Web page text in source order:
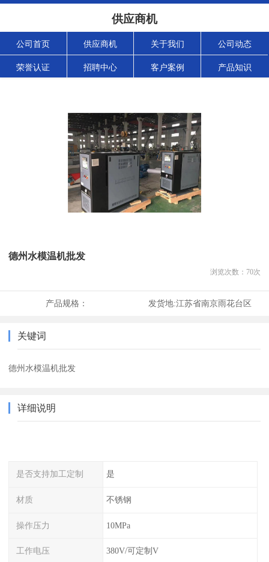
供应商机
公司首页 供应商机 关于我们 公司动态
荣誉认证 招聘中心 客户案例 产品知识
德州水模温机批发
浏览次数： 70次
产品规格： 发货地:江苏省南京雨花台区
关键词
德州水模温机批发
详细说明
是否支持加工定制 是
材质 不锈钢
操作压力 10MPa
工作电压 380V/可定制V